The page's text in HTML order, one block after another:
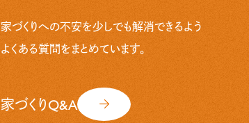
家づくりへの不安を少しでも解消できるよう
よくある質問をまとめています。
家づくりQ&A